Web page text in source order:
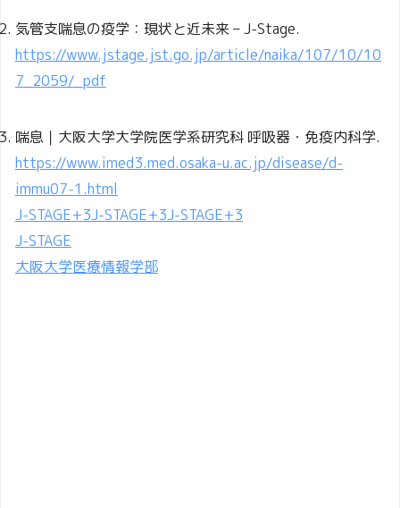
気管支喘息の疫学：現状と近未来 – J-Stage.
https://www.jstage.jst.go.jp/article/naika/107/10/10
7_2059/_pdf
喘息｜大阪大学大学院医学系研究科 呼吸器・免疫内科学.
https://www.imed3.med.osaka-u.ac.jp/disease/d-
immu07-1.html
J-STAGE+3J-STAGE+3J-STAGE+3
J-STAGE
大阪大学医療情報学部